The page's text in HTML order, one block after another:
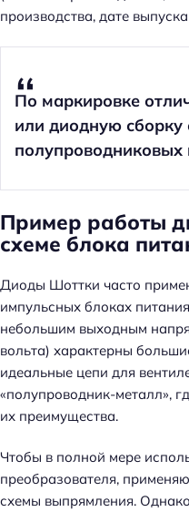
производства, дате выпуска
По маркировке
или диодную
полупроводниковых
Пример работы
схеме блока
Диоды Шоттки часто
импульсных блоках
небольшим выходным
вольта) характерны
идеальные цепи для
«полупроводник-металл»,
их преимущества.
Чтобы в полной мере
преобразователя,
схемы выпрямления.